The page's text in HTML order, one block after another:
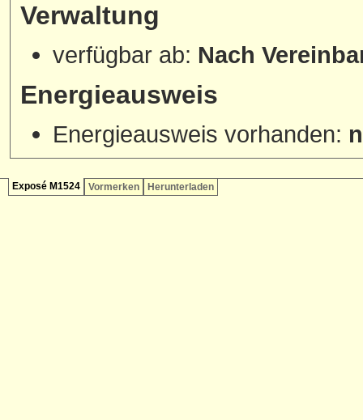
Verwaltung
verfügbar ab: Nach
Energieausweis
Energieausweis vorhanden:
Exposé M1524 Vormerken Herunterladen